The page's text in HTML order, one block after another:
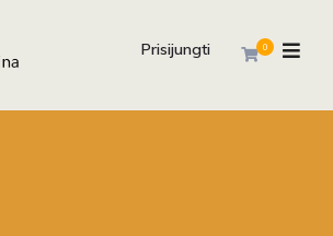
0
Prisijungti